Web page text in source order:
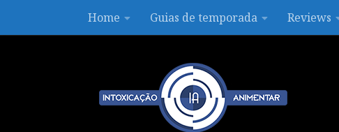
Skip to contentHome Guias de temporada Reviews